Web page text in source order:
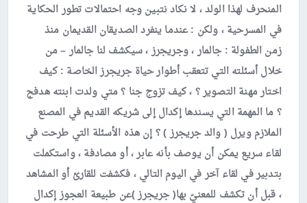
المنحرف لهذا الولد ، لا نكاد نتبين وجه احتمالات تطور الحكاية
في المسرحية ، ولكن : عندما ينفرد الصديقان القديمان منذ
زمن الطفولة : جالمار ، وجريجرز ، سيكشف لنا جالمار – من
خلال أسئلته التي تتعقب أطوار حياة جريجرز الخاصة : كيف
اختار مهنة التصوير ؟ ، كيف تزوج جنا ؟ متي ولدت ابنته هدفج
؟ ما المهمة التي يسندها إكدال إلى شريكه القديم في المصنع
الملازم ويرل ( والد جريجرز ) ؟ إن هذه الأسئلة التي طرحت في
لقاء سريع يمكن أن يوصف بأنه عابر ، أو مصادفة ، واستكملت
بتدبير في لقاء آخر في اليوم التالي ، فكشفت للقارئ أو المشاهد
، قبل أن تكشف للمعنيّ بها( جريجرز )عن طبيعة العجوز إكدال